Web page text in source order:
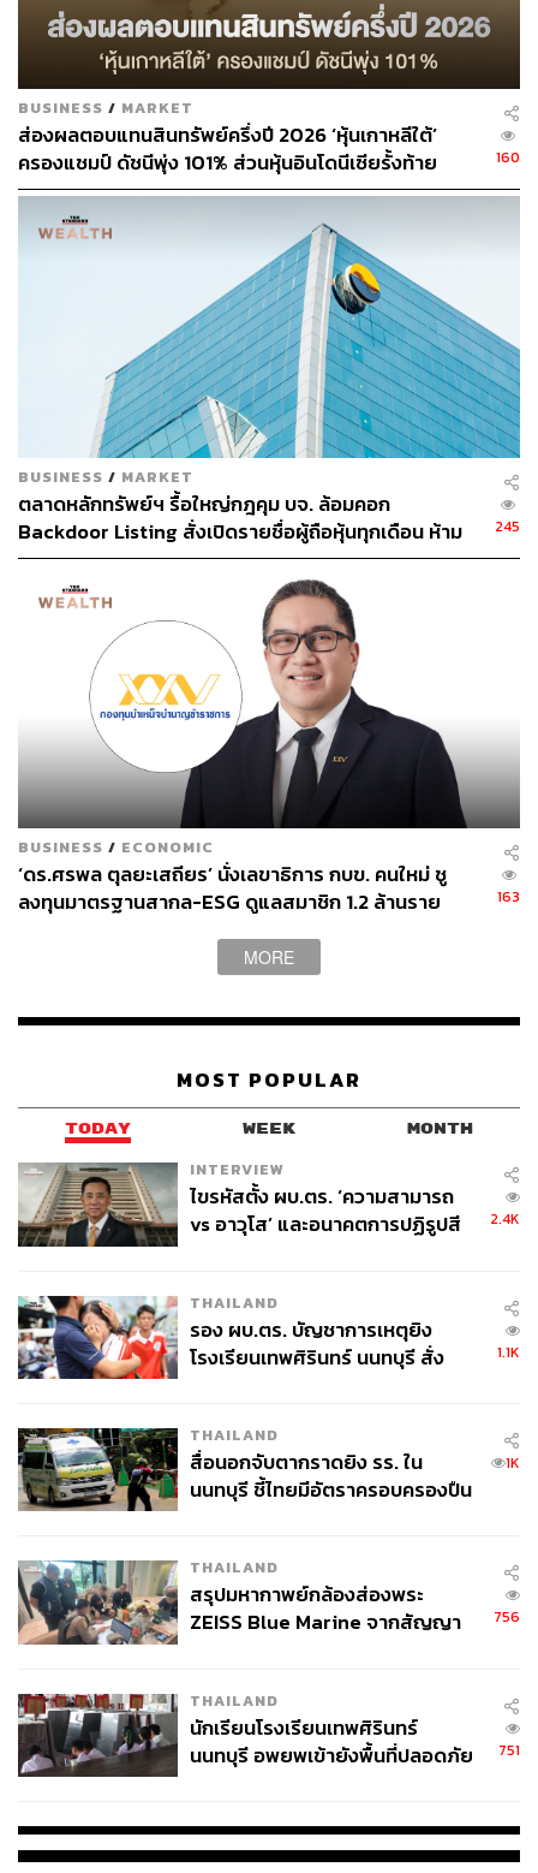
BUSINESS / MARKET
ส่องผลตอบแทนสินทรัพย์ครึ่งปี 2026 ‘หุ้นเกาหลีใต้’
ครองแชมป์ ดัชนีพุ่ง 101% ส่วนหุ้นอินโดนีเซียรั้งท้าย
ติดลบ 35%
160
BUSINESS / MARKET
ตลาดหลักทรัพย์ฯ รื้อใหญ่กฎคุม บจ. ล้อมคอก
Backdoor Listing สั่งเปิดรายชื่อผู้ถือหุ้นทุกเดือน ห้าม
ซุกความเสี่ยง บังคับใช้ 1 ก.ค. 69
245
BUSINESS / ECONOMIC
‘ดร.ศรพล ตุลยะเสถียร’ นั่งเลขาธิการ กบข. คนใหม่ ชู
ลงทุนมาตรฐานสากล-ESG ดูแลสมาชิก 1.2 ล้านราย
163
MORE
MOST POPULAR
TODAY WEEK MONTH
INTERVIEW
ไขรหัสตั้ง ผบ.ตร. ‘ความสามารถ
vs อาวุโส’ และอนาคตการปฏิรูปสี
2.4K
THAILAND
รอง ผบ.ตร. บัญชาการเหตุยิง
โรงเรียนเทพศิรินทร์ นนทบุรี สั่ง
1.1K
THAILAND
สื่อนอกจับตากราดยิง รร. ใน
นนทบุรี ชี้ไทยมีอัตราครอบครองปืน
1K
THAILAND
สรุปมหากาพย์กล้องส่องพระ
ZEISS Blue Marine จากสัญญา
จ่ายหนี้-แอบระบุแบรนด์
756
THAILAND
นักเรียนโรงเรียนเทพศิรินทร์
นนทบุรี อพยพเข้ายังพื้นที่ปลอดภัย
751